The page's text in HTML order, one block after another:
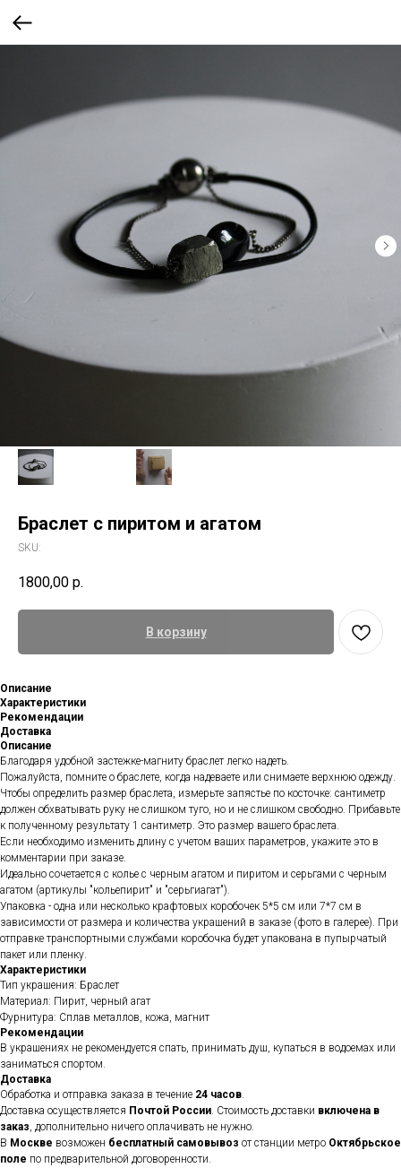
Браслет с пиритом и агатом
SKU:
1800,00 р.
В корзину
Описание
Характеристики
Рекомендации
Доставка
Описание
Благодаря удобной застежке-магниту браслет легко надеть.
Пожалуйста, помните о браслете, когда надеваете или снимаете верхнюю одежду.
Чтобы определить размер браслета, измерьте запястье по косточке: сантиметр
должен обхватывать руку не слишком туго, но и не слишком свободно. Прибавьте
к полученному результату 1 сантиметр. Это размер вашего браслета.
Если необходимо изменить длину с учетом ваших параметров, укажите это в
комментарии при заказе.
Идеально сочетается с колье с черным агатом и пиритом и серьгами с черным
агатом (артикулы "кольепирит" и "серьгиагат").
Упаковка - одна или несколько крафтовых коробочек 5*5 см или 7*7 см в
зависимости от размера и количества украшений в заказе (фото в галерее). При
отправке транспортными службами коробочка будет упакована в пупырчатый
пакет или пленку.
Характеристики
Тип украшения: Браслет
Материал: Пирит, черный агат
Фурнитура: Сплав металлов, кожа, магнит
Рекомендации
В украшениях не рекомендуется спать, принимать душ, купаться в водоемах или
заниматься спортом.
Доставка
Обработка и отправка заказа в течение 24 часов.
Доставка осуществляется Почтой России. Стоимость доставки включена в
заказ, дополнительно ничего оплачивать не нужно.
В Москве возможен бесплатный самовывоз от станции метро Октябрьское
поле по предварительной договоренности.